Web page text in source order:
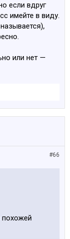
если вдруг
имейте в виду.
или нет —
#66
похожей